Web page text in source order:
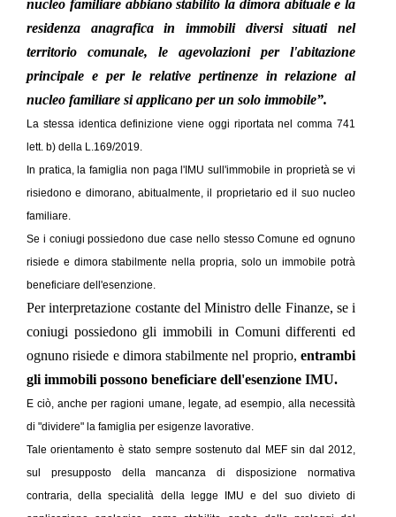
nucleo familiare abbiano stabilito la dimora abituale e la
residenza anagrafica in immobili diversi situati nel
territorio comunale, le agevolazioni per l'abitazione
principale e per le relative pertinenze in relazione al
nucleo familiare si applicano per un solo immobile”.
La stessa identica definizione viene oggi riportata nel comma 741
lett. b) della L.169/2019.
In pratica, la famiglia non paga l'IMU sull'immobile in proprietà se vi
risiedono e dimorano, abitualmente, il proprietario ed il suo nucleo
familiare.
Se i coniugi possiedono due case nello stesso Comune ed ognuno
risiede e dimora stabilmente nella propria, solo un immobile potrà
beneficiare dell'esenzione.
Per interpretazione costante del Ministro delle Finanze, se i
coniugi possiedono gli immobili in Comuni differenti ed
ognuno risiede e dimora stabilmente nel proprio, entrambi
gli immobili possono beneficiare dell'esenzione IMU.
E ciò, anche per ragioni umane, legate, ad esempio, alla necessità
di "dividere" la famiglia per esigenze lavorative.
Tale orientamento è stato sempre sostenuto dal MEF sin dal 2012,
sul presupposto della mancanza di disposizione normativa
contraria, della specialità della legge IMU e del suo divieto di